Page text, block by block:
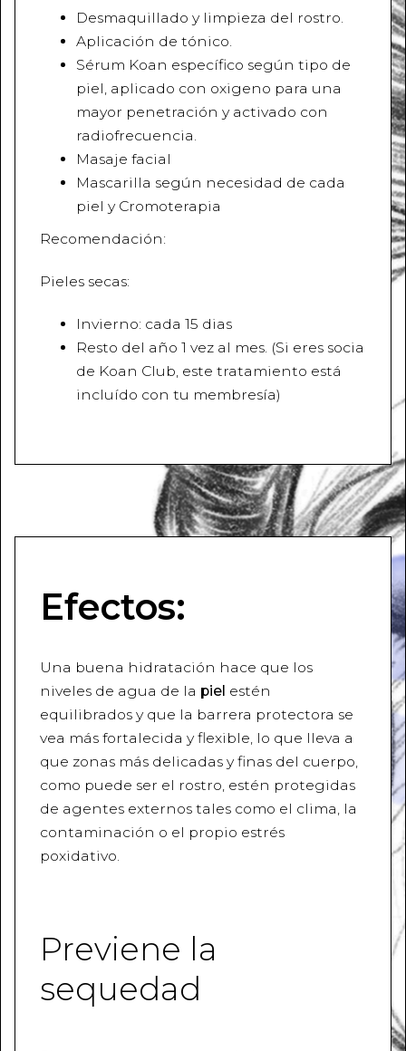
Desmaquillado y limpieza del rostro.
Aplicación de tónico.
Sérum Koan específico según tipo de
piel, aplicado con oxigeno para una
mayor penetración y activado con
radiofrecuencia.
Masaje facial
Mascarilla según necesidad de cada
piel y Cromoterapia
Recomendación:
Pieles secas:
Invierno: cada 15 dias
Resto del año 1 vez al mes. (Si eres socia
de Koan Club, este tratamiento está
incluído con tu membresía)
Efectos:
Una buena hidratación hace que los
niveles de agua de la piel estén
equilibrados y que la barrera protectora se
vea más fortalecida y flexible, lo que lleva a
que zonas más delicadas y finas del cuerpo,
como puede ser el rostro, estén protegidas
de agentes externos tales como el clima, la
contaminación o el propio estrés
poxidativo.
Previene la
sequedad